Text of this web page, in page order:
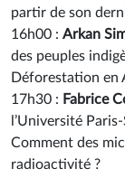
partir de son
16h00 : Arkan
des peuples
Déforestation en
17h30 : Fabrice
l’Université Paris-
Comment des
radioactivité ?